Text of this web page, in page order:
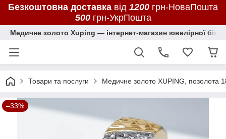
Безкоштовна доставка від 1200 грн-НоваПошта
500грн-УкрПошта
Медичне золото Xuping — інтернет-магазин ювелірної
Товари та послуги Медичне золото XUPING, позолота
–33%